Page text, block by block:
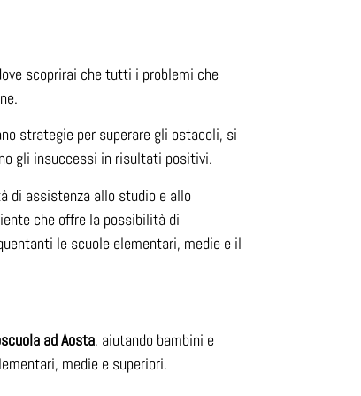
scoprirai che tutti i problemi che
strategie per superare gli ostacoli, si
gli insuccessi in risultati positivi.
di assistenza allo studio e allo
che offre la possibilità di
le scuole elementari, medie e il
ad Aosta, aiutando bambini e
medie e superiori.